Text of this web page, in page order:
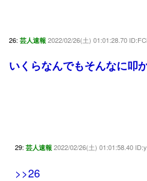
26: 芸人速報 2022/02/26(土) 01:01:28.70
いくらなんでもそんなに叩
29: 芸人速報 2022/02/26(土) 01:01:58.40
>>26